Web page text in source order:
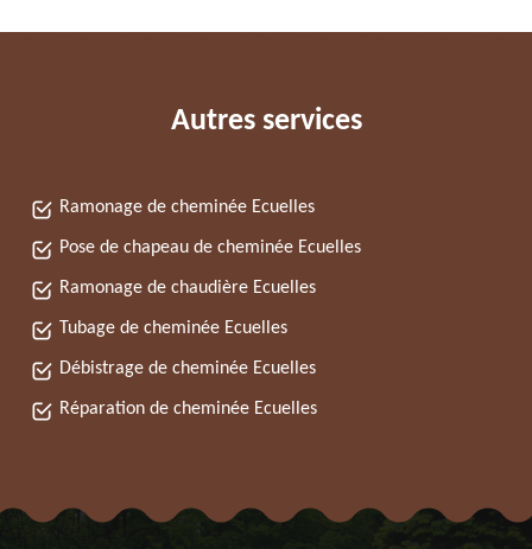
Autres services
Ramonage de cheminée Ecuelles
Pose de chapeau de cheminée Ecuelles
Ramonage de chaudière Ecuelles
Tubage de cheminée Ecuelles
Débistrage de cheminée Ecuelles
Réparation de cheminée Ecuelles